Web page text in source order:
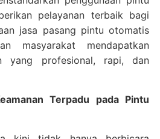
pelayanan terbaik bagi
jasa pasang pintu otomatis
masyarakat mendapatkan
yang profesional, rapi, dan
Terpadu pada Pintu